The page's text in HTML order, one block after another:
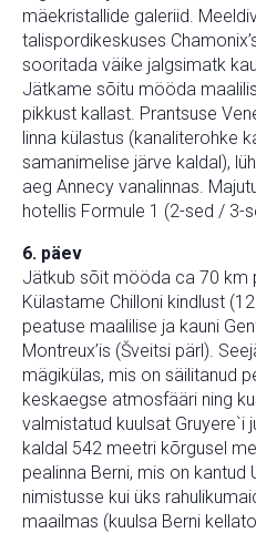
mäekristallide galeriid.
talispordikeskuses
sooritada väike jalgsimatk
Jätkame sõitu mööda
pikkust kallast. Prantsuse
linna külastus (kanaliterohke
samanimelise järve kaldal),
aeg Annecy vanalinnas.
hotellis Formule 1 (2-sed / 3-
6. päev
Jätkub sõit mööda ca 70 km
Külastame Chilloni kindlust
peatuse maalilise ja kauni
Montreux’is (Šveitsi pärl).
mägikülas, mis on säilitanud
keskaegse atmosfääri ning
valmistatud kuulsat Gruyere`i
kaldal 542 meetri kõrgusel
pealinna Berni, mis on kantud
nimistusse kui üks
maailmas (kuulsa Berni